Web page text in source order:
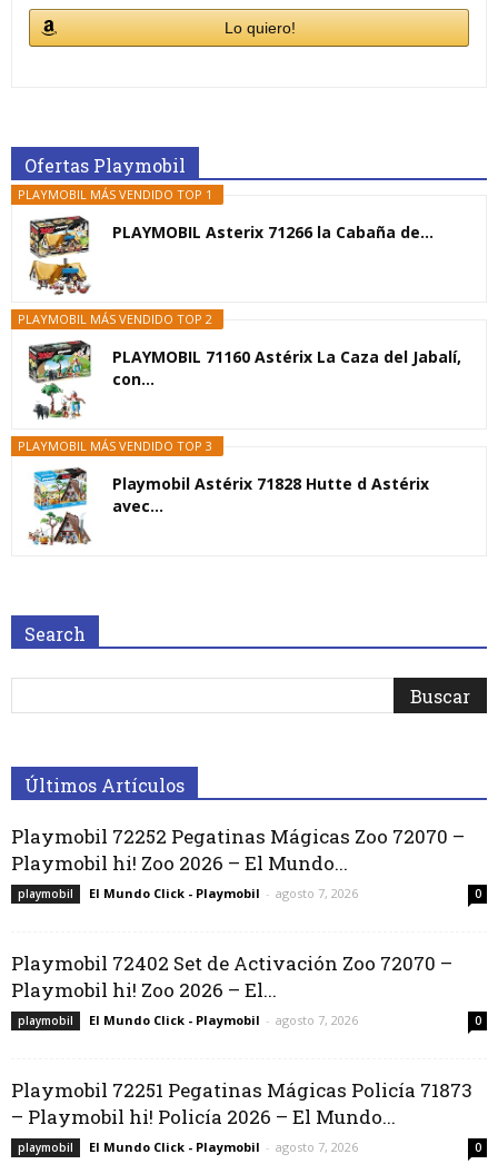
Lo quiero!
Ofertas Playmobil
PLAYMOBIL MÁS VENDIDO TOP 1
PLAYMOBIL Asterix 71266 la Cabaña de...
PLAYMOBIL MÁS VENDIDO TOP 2
PLAYMOBIL 71160 Astérix La Caza del Jabalí,
con...
PLAYMOBIL MÁS VENDIDO TOP 3
Playmobil Astérix 71828 Hutte d Astérix
avec...
Search
Últimos Artículos
Playmobil 72252 Pegatinas Mágicas Zoo 72070 –
Playmobil hi! Zoo 2026 – El Mundo...
playmobil El Mundo Click - Playmobil - agosto 7, 2026 0
Playmobil 72402 Set de Activación Zoo 72070 –
Playmobil hi! Zoo 2026 – El...
playmobil El Mundo Click - Playmobil - agosto 7, 2026 0
Playmobil 72251 Pegatinas Mágicas Policía 71873
– Playmobil hi! Policía 2026 – El Mundo...
playmobil El Mundo Click - Playmobil - agosto 7, 2026 0